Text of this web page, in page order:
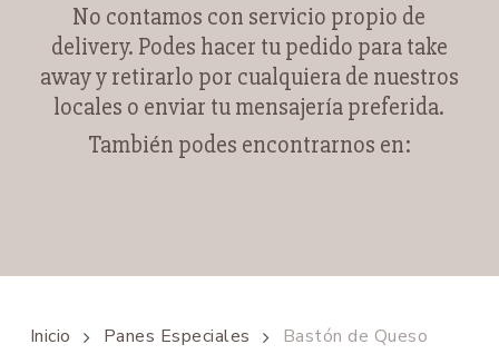
No contamos con servicio propio de
delivery. Podes hacer tu pedido para take
away y retirarlo por cualquiera de nuestros
locales o enviar tu mensajería preferida.
También podes encontrarnos en:
Inicio Panes Especiales Bastón de Queso